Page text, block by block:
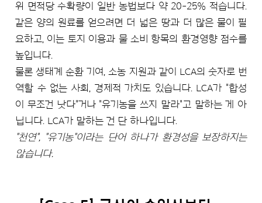
위 면적당 수확량이 일반 농법보다 약 20-25% 적습니다.
같은 양의 원료를 얻으려면 더 넓은 땅과 더 많은 물이 필
요하고, 이는 토지 이용과 물 소비 항목의 환경영향 점수를
높입니다.
물론 생태계 순환 기여, 소농 지원과 같이 LCA의 숫자로 번
역할 수 없는 사회, 경제적 가치도 있습니다. LCA가 "합성
이 무조건 낫다"거나 "유기농을 쓰지 말라"고 말하는 게 아
닙니다. LCA가 말하는 건 단 하나입니다.
"천연", "유기농"이라는 단어 하나가 환경성을 보장하지는
않습니다.